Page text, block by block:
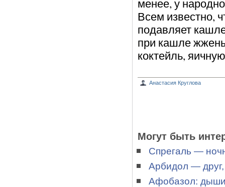
менее, у
Всем известно,
подавляет
при кашле
коктейль,
Анастасия Круглова
Могут быть
Спрегаль —
Арбидол — друг,
Афобазол: